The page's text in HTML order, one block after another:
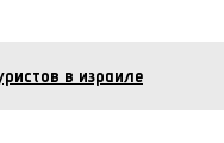
в израиле